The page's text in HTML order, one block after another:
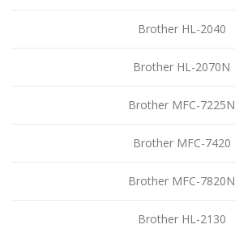
Brother HL-2040
Brother HL-2070N
Brother MFC-7225N
Brother MFC-7420
Brother MFC-7820N
Brother HL-2130